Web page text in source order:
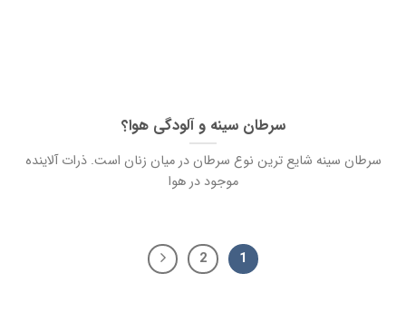
سرطان سینه و آلودگی هوا؟
سرطان سینه شایع ترین نوع سرطان در میان زنان است. ذرات آلاینده
موجود در هوا
1
2